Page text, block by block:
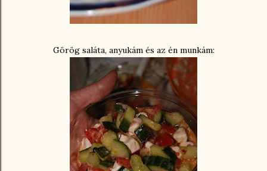
Görög saláta, anyukám és az én munkám: